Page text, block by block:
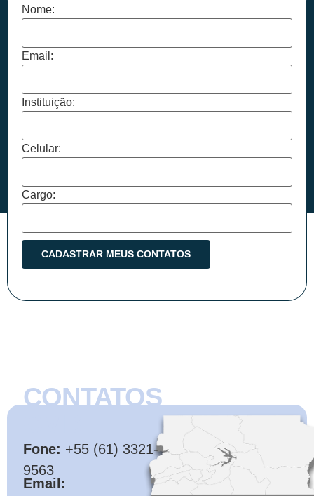
Nome:
Email:
Instituição:
Celular:
Cargo:
CONTATOS
Fone: +55 (61) 3321-
9563
Email: